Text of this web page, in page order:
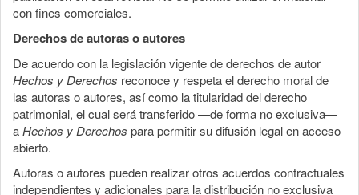
con fines comerciales.
Derechos de autoras o autores
De acuerdo con la legislación vigente de derechos de autor
Hechos y Derechos reconoce y respeta el derecho moral de
las autoras o autores, así como la titularidad del derecho
patrimonial, el cual será transferido —de forma no exclusiva—
aHechos y Derechos para permitir su difusión legal en acceso
abierto.
Autoras o autores pueden realizar otros acuerdos contractuales
independientes y adicionales para la distribución no exclusiva